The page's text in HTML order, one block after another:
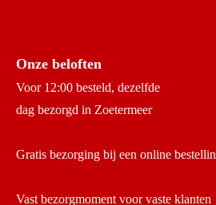
Onze beloften
Voor 12:00 besteld, dezelfde
dag bezorgd in Zoetermeer
Gratis bezorging bij een online
Vast bezorgmoment voor vaste klanten